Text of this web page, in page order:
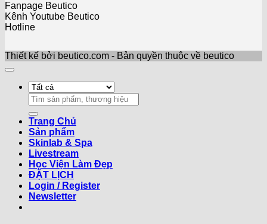
Fanpage Beutico
Kênh Youtube Beutico
Hotline
Thiết kế bởi beutico.com - Bản quyền thuộc về beutico
Search
for:
Trang Chủ
Sản phẩm
Skinlab & Spa
Livestream
Học Viện Làm Đẹp
ĐẶT LỊCH
Login / Register
Newsletter